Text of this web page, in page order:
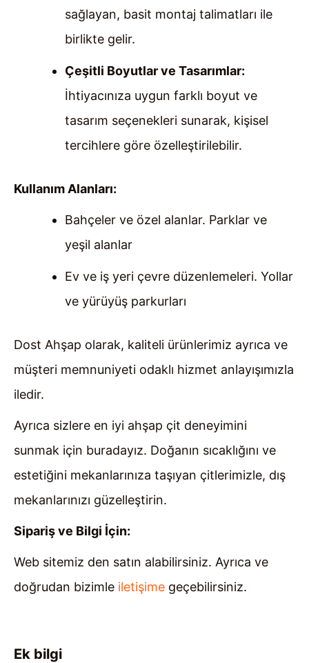
sağlayan, basit montaj talimatları ile
birlikte gelir.
Çeşitli Boyutlar ve Tasarımlar:
İhtiyacınıza uygun farklı boyut ve
tasarım seçenekleri sunarak, kişisel
tercihlere göre özelleştirilebilir.
Kullanım Alanları:
Bahçeler ve özel alanlar. Parklar ve
yeşil alanlar
Ev ve iş yeri çevre düzenlemeleri. Yollar
ve yürüyüş parkurları
Dost Ahşap olarak, kaliteli ürünlerimiz ayrıca ve
müşteri memnuniyeti odaklı hizmet anlayışımızla
iledir.
Ayrıca sizlere en iyi ahşap çit deneyimini
sunmak için buradayız. Doğanın sıcaklığını ve
estetiğini mekanlarınıza taşıyan çitlerimizle, dış
mekanlarınızı güzelleştirin.
Sipariş ve Bilgi İçin:
Web sitemiz den satın alabilirsiniz. Ayrıca ve
doğrudan bizimle iletişime geçebilirsiniz.
Ek bilgi